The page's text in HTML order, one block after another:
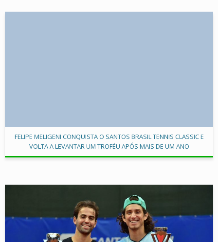
FELIPE MELIGENI CONQUISTA O SANTOS BRASIL TENNIS CLASSIC E
VOLTA A LEVANTAR UM TROFÉU APÓS MAIS DE UM ANO